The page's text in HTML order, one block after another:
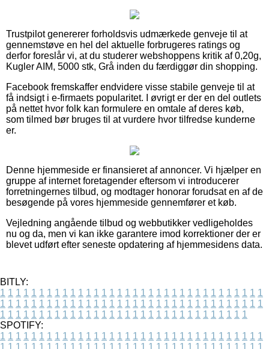
Trustpilot genererer forholdsvis udmærkede genveje til at
gennemstøve en hel del aktuelle forbrugeres ratings og
derfor foreslår vi, at du studerer webshoppens kritik af 0,20g,
Kugler AIM, 5000 stk, Grå inden du færdiggør din shopping.
Facebook fremskaffer endvidere visse stabile genveje til at
få indsigt i e-firmaets popularitet. I øvrigt er der en del outlets
på nettet hvor folk kan formulere en omtale af deres køb,
som tilmed bør bruges til at vurdere hvor tilfredse kunderne
er.
Denne hjemmeside er finansieret af annoncer. Vi hjælper en
gruppe af internet foretagender eftersom vi introducerer
forretningernes tilbud, og modtager honorar forudsat en af de
besøgende på vores hjemmeside gennemfører et køb.
Vejledning angående tilbud og webbutikker vedligeholdes
nu og da, men vi kan ikke garantere imod korrektioner der er
blevet udført efter seneste opdatering af hjemmesidens data.
BITLY:
1 1 1 1 1 1 1 1 1 1 1 1 1 1 1 1 1 1 1 1 1 1 1 1 1 1 1 1 1 1 1 1 1 1
1 1 1 1 1 1 1 1 1 1 1 1 1 1 1 1 1 1 1 1 1 1 1 1 1 1 1 1 1 1 1 1 1 1
1 1 1 1 1 1 1 1 1 1 1 1 1 1 1 1 1 1 1 1 1 1 1 1 1 1 1 1 1 1 1 1
SPOTIFY:
1 1 1 1 1 1 1 1 1 1 1 1 1 1 1 1 1 1 1 1 1 1 1 1 1 1 1 1 1 1 1 1 1 1
1 1 1 1 1 1 1 1 1 1 1 1 1 1 1 1 1 1 1 1 1 1 1 1 1 1 1 1 1 1 1 1 1 1